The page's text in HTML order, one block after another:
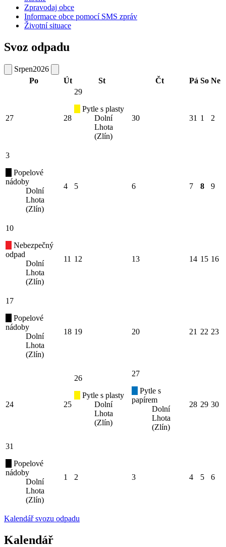
Zpravodaj obce
Informace obce pomocí SMS zpráv
Životní situace
Svoz odpadu
Srpen2026
Po
Út St Čt Pá So Ne
27 28
29
Pytle s plasty
Dolní
Lhota
(Zlín)
30 31 1 2
3
Popelové
nádoby
Dolní
Lhota
(Zlín)
4 5 6 7 8 9
10
Nebezpečný
odpad
Dolní
Lhota
(Zlín)
11 12 13 14 15 16
17
Popelové
nádoby
Dolní
Lhota
(Zlín)
18 19 20 21 22 23
24 25
26
Pytle s plasty
Dolní
Lhota
(Zlín)
27
Pytle s
papírem
Dolní
Lhota
(Zlín)
28 29 30
31
Popelové
nádoby
Dolní
Lhota
(Zlín)
1 2 3 4 5 6
Kalendář svozu odpadu
Kalendář